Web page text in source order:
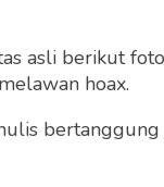
asli berikut
hoax.